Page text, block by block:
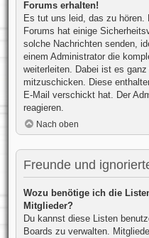
Forums erhalten!
Es tut uns leid, das zu hören.
Forums hat einige
solche Nachrichten senden,
einem Administrator die
weiterleiten. Dabei ist es
mitzuschicken. Diese
E-Mail verschickt hat. Der
reagieren.
Nach oben
Freunde und
Wozu benötige ich die
Mitglieder?
Du kannst diese Listen
Boards zu verwalten.